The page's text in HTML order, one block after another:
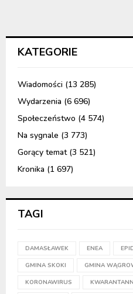
KATEGORIE
Wiadomości (13 285)
Wydarzenia (6 696)
Społeczeństwo (4 574)
Na sygnale (3 773)
Gorący temat(3 521)
Kronika (1 697)
TAGI
DAMASŁAWEK ENEA
GMINA SKOKI GMINA
KORONAWIRUS